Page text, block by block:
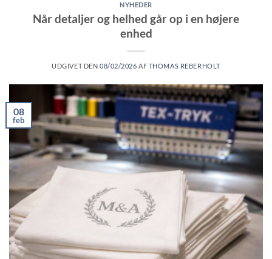
NYHEDER
Når detaljer og helhed går op i en højere
enhed
UDGIVET DEN 08/02/2026 AF THOMAS REBERHOLT
08
feb